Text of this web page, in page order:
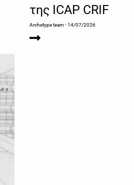
της ICAP CRIF
Archetype team- 14/07/2026